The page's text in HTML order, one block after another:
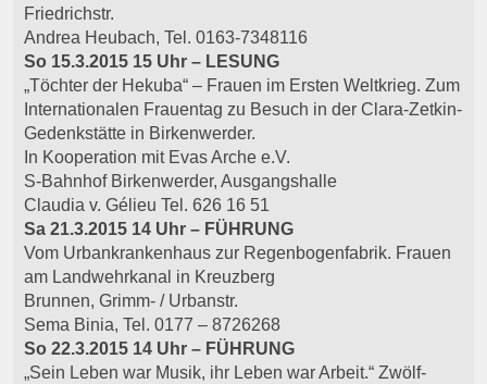
Friedrichstr.
Andrea Heubach, Tel. 0163-7348116
So 15.3.2015 15 Uhr – LESUNG
„Töchter der Hekuba“ – Frauen im Ersten Weltkrieg. Zum
Internationalen Frauentag zu Besuch in der Clara-Zetkin-
Gedenkstätte in Birkenwerder.
In Kooperation mit Evas Arche e.V.
S-Bahnhof Birkenwerder, Ausgangshalle
Claudia v. Gélieu Tel. 626 16 51
Sa 21.3.2015 14 Uhr – FÜHRUNG
Vom Urbankrankenhaus zur Regenbogenfabrik. Frauen
am Landwehrkanal in Kreuzberg
Brunnen, Grimm- / Urbanstr.
Sema Binia, Tel. 0177 – 8726268
So 22.3.2015 14 Uhr – FÜHRUNG
„Sein Leben war Musik, ihr Leben war Arbeit.“ Zwölf-